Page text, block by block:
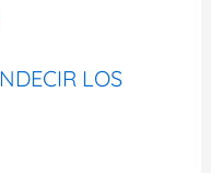
LOS